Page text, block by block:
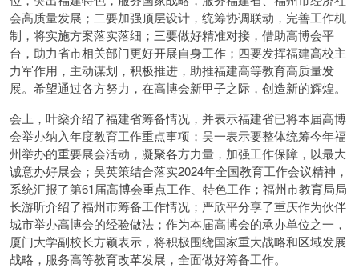
会高质量发展；二要加强顶层设计，统筹协调联动，完善工作机
制，将实施方案落实落细；三要做好精准对接，借助高博会平
台，助力省市相关部门更好开展自身工作；四要发挥福建高校主
力军作用，主动谋划，积极推进，助推福建高等教育高质量发
展。希望通过各方努力，在高博会新甲子之际，创造新的辉煌。
会上，叶燊介绍了福建省筹备情况，并表示福建省已将本届高博
会举办纳入年度教育工作重点事项；吴一表示要整体统筹今年福
州举办的重要展会活动，凝聚各方力量，加强工作保障，以最大
诚意办好展会；吴英策结合落实2024年全国教育工作会议精神，
系统汇报了第61届高博会重点工作、特色工作；福州市教育局局
长游昕介绍了福州市筹备工作情况；严欣平分享了重庆作为伙伴
城市举办高博会的经验做法；作为本届高博会的承办单位之一，
厦门大学副校长方颖表示，将积极围绕国家重大战略和区域发展
战略，服务高等教育改革发展，全面做好筹备工作。